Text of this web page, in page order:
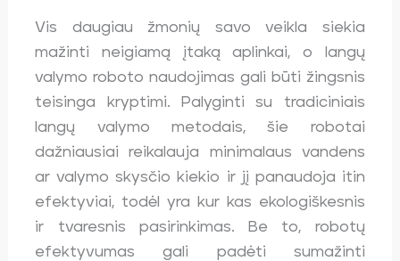
Vis daugiau žmonių savo veikla siekia
mažinti neigiamą įtaką aplinkai, o langų
valymo roboto naudojimas gali būti žingsnis
teisinga kryptimi. Palyginti su tradiciniais
langų valymo metodais, šie robotai
dažniausiai reikalauja minimalaus vandens
ar valymo skysčio kiekio ir jį panaudoja itin
efektyviai, todėl yra kur kas ekologiškesnis
ir tvaresnis pasirinkimas. Be to, robotų
efektyvumas gali padėti sumažinti